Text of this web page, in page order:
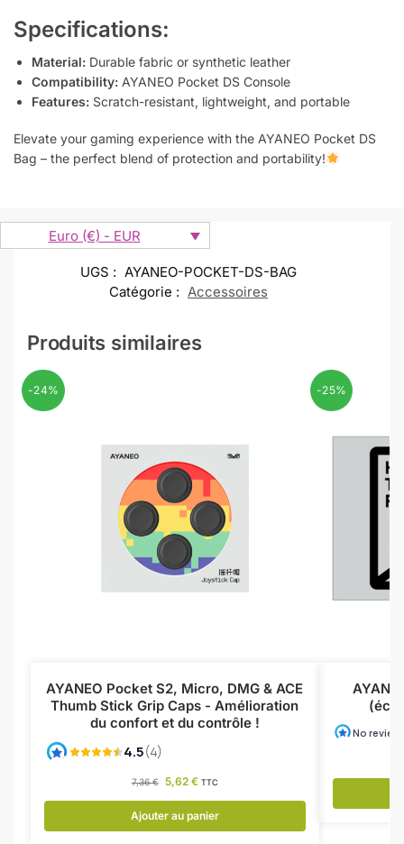
Specifications:
Material: Durable fabric or synthetic leather
Compatibility: AYANEO Pocket DS Console
Features: Scratch-resistant, lightweight, and portable
Elevate your gaming experience with the AYANEO Pocket DS
Bag – the perfect blend of protection and portability!
Euro (€) - EUR
UGS : AYANEO-POCKET-DS-BAG
Catégorie : Accessoires
Produits similaires
-24%
AYANEO Pocket S2, Micro, DMG & ACE
Thumb Stick Grip Caps - Amélioration
du confort et du contrôle !
7,36€ 5,62 € TTC
Ajouter au panier
-25%